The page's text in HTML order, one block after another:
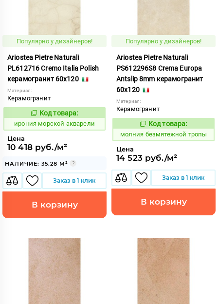
Популярно у дизайнеров!
Ariostea Pietre Naturali
PL612716 Cremo Italia Polish
керамогранит 60x120
Материал:
Керамогранит
1101250
Код товара:
ирония морской акварели
Цена
10 418 руб./м²
НАЛИЧИЕ: 35.28 М²
Заказ в 1 клик
В корзину
Популярно у дизайнеров!
Ariostea Pietre Naturali
PS612296S8 Crema Europa
Antslip 8mm керамогранит
60x120
Материал:
Керамогранит
1000608
Код товара:
молния безмятежной тропы
Цена
14 523 руб./м²
Заказ в 1 клик
В корзину